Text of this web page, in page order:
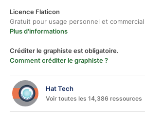
Licence Flaticon
Gratuit pour usage personnel et
Plus d'informations
Créditer le graphiste est obligatoire.
Comment créditer le graphiste ?
Hat Tech
Voir toutes les 14,386 ressources